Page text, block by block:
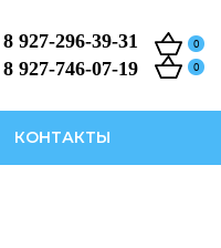
8 927-296-39-31
8 927-746-07-19
0
0
КОНТАКТЫ